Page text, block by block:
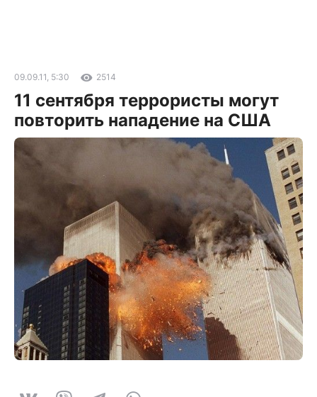
09.09.11, 5:30 2514
11 сентября террористы могут
повторить нападение на США